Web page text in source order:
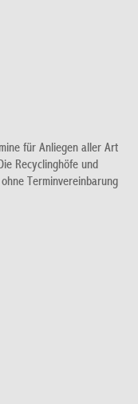
für Anliegen aller Art
Recyclinghöfe und
Terminvereinbarung